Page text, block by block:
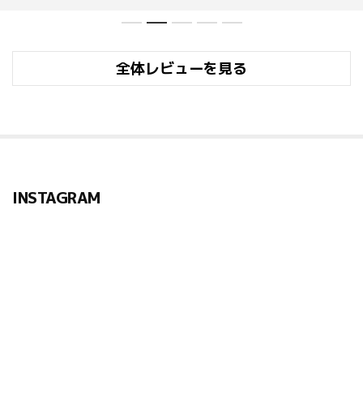
クみがある。白みピンクベージュって感じの色味。
いないくらい盛れる。テーマパークとか特別な日向
け！ 私が買い占める！！！ 着け心地は私は別に気に
ならなかった。ドライアイとかなんも無い健康な目で
すけど。 めちゃくちゃ開けにくいのは本当。でも可
全体レビューを見る
INSTAGRAM